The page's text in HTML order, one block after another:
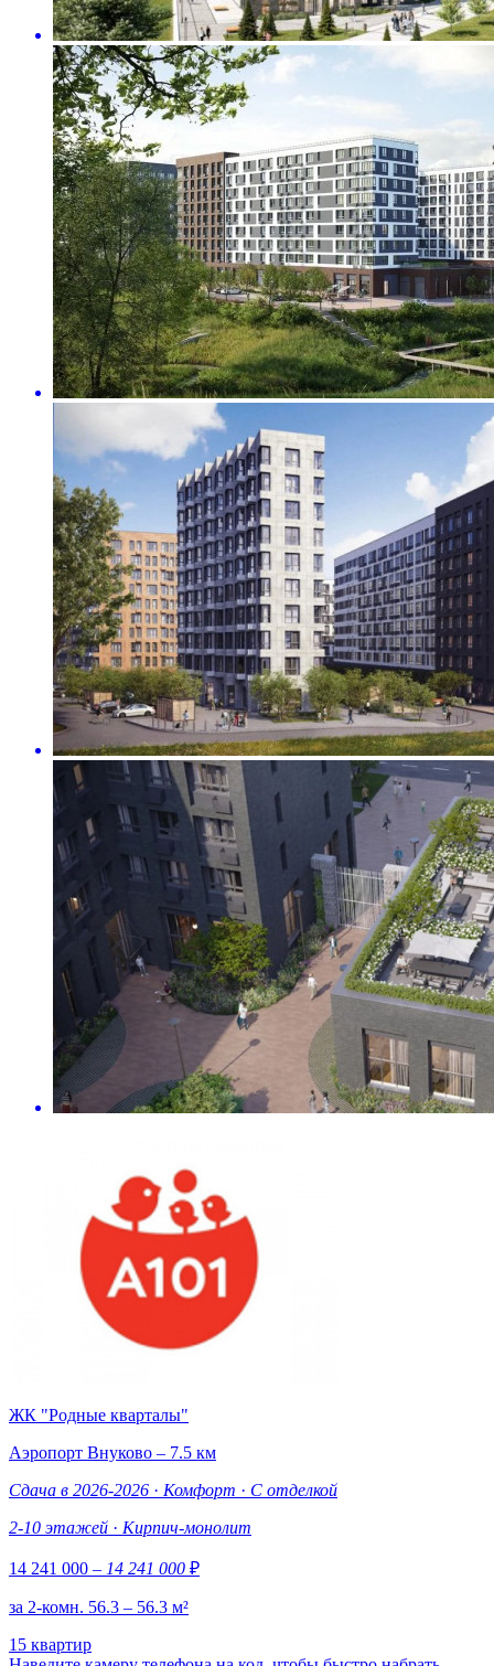
ЖК "Родные кварталы"
Аэропорт Внуково – 7.5 км
Сдача в 2026-2026 · Комфорт · С отделкой
2-10 этажей · Кирпич-монолит
14 241 000 – 14 241 000 ₽
за 2-комн. 56.3 – 56.3 м²
15 квартир